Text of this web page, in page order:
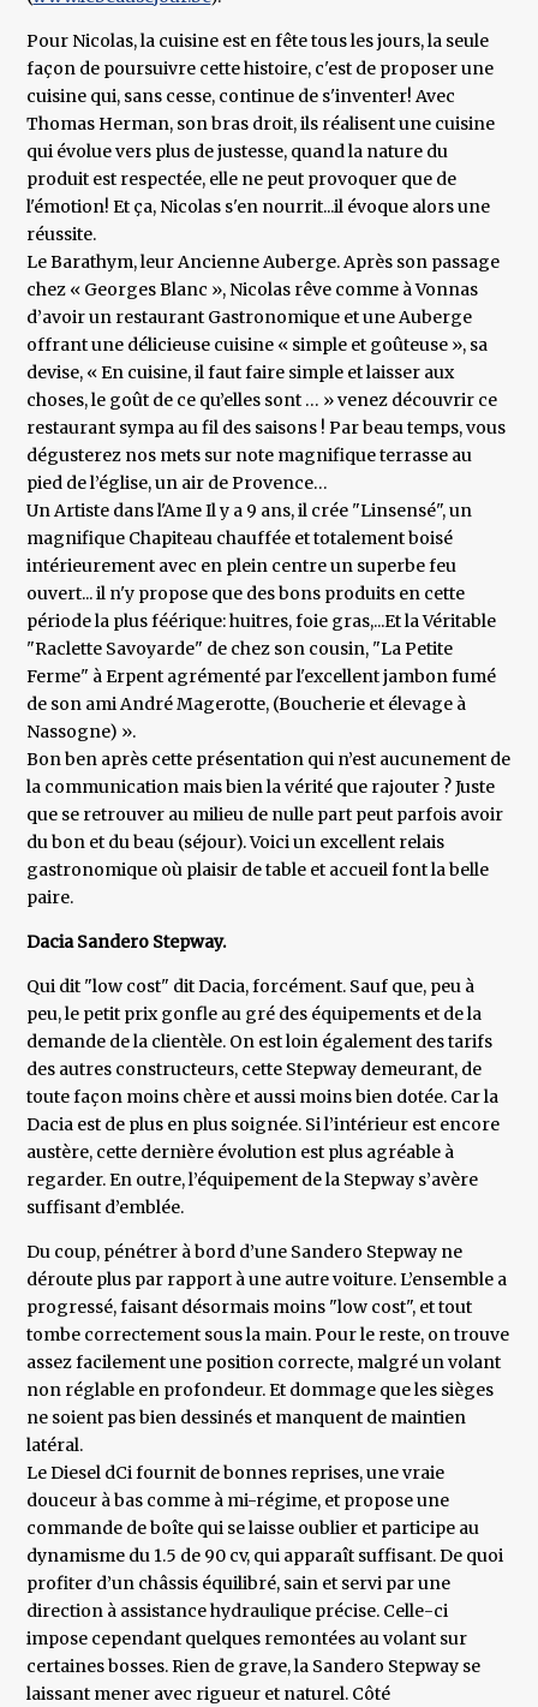
Pour Nicolas, la cuisine est en fête tous les jours, la seule
façon de poursuivre cette histoire, c'est de proposer une
cuisine qui, sans cesse, continue de s'inventer! Avec
Thomas Herman, son bras droit, ils réalisent une cuisine
qui évolue vers plus de justesse, quand la nature du
produit est respectée, elle ne peut provoquer que de
l'émotion! Et ça, Nicolas s'en nourrit...il évoque alors une
réussite.
Le Barathym, leur Ancienne Auberge. Après son passage
chez « Georges Blanc », Nicolas rêve comme à Vonnas
d’avoir un restaurant Gastronomique et une Auberge
offrant une délicieuse cuisine « simple et goûteuse », sa
devise, « En cuisine, il faut faire simple et laisser aux
choses, le goût de ce qu’elles sont … » venez découvrir ce
restaurant sympa au fil des saisons ! Par beau temps, vous
dégusterez nos mets sur note magnifique terrasse au
pied de l’église, un air de Provence…
Un Artiste dans l'Ame Il y a 9 ans, il crée "Linsensé", un
magnifique Chapiteau chauffée et totalement boisé
intérieurement avec en plein centre un superbe feu
ouvert... il n'y propose que des bons produits en cette
période la plus féérique: huitres, foie gras,...Et la Véritable
"Raclette Savoyarde" de chez son cousin, "La Petite
Ferme" à Erpent agrémenté par l'excellent jambon fumé
de son ami André Magerotte, (Boucherie et élevage à
Nassogne) ».
Bon ben après cette présentation qui n’est aucunement de
la communication mais bien la vérité que rajouter ? Juste
que se retrouver au milieu de nulle part peut parfois avoir
du bon et du beau (séjour). Voici un excellent relais
gastronomique où plaisir de table et accueil font la belle
paire.
Dacia Sandero Stepway.
Qui dit "low cost" dit Dacia, forcément. Sauf que, peu à
peu, le petit prix gonfle au gré des équipements et de la
demande de la clientèle. On est loin également des tarifs
des autres constructeurs, cette Stepway demeurant, de
toute façon moins chère et aussi moins bien dotée. Car la
Dacia est de plus en plus soignée. Si l’intérieur est encore
austère, cette dernière évolution est plus agréable à
regarder. En outre, l’équipement de la Stepway s’avère
suffisant d’emblée.
Du coup, pénétrer à bord d’une Sandero Stepway ne
déroute plus par rapport à une autre voiture. L’ensemble a
progressé, faisant désormais moins "low cost", et tout
tombe correctement sous la main. Pour le reste, on trouve
assez facilement une position correcte, malgré un volant
non réglable en profondeur. Et dommage que les sièges
ne soient pas bien dessinés et manquent de maintien
latéral.
Le Diesel dCi fournit de bonnes reprises, une vraie
douceur à bas comme à mi-régime, et propose une
commande de boîte qui se laisse oublier et participe au
dynamisme du 1.5 de 90 cv, qui apparaît suffisant. De quoi
profiter d’un châssis équilibré, sain et servi par une
direction à assistance hydraulique précise. Celle-ci
impose cependant quelques remontées au volant sur
certaines bosses. Rien de grave, la Sandero Stepway se
laissant mener avec rigueur et naturel. Côté